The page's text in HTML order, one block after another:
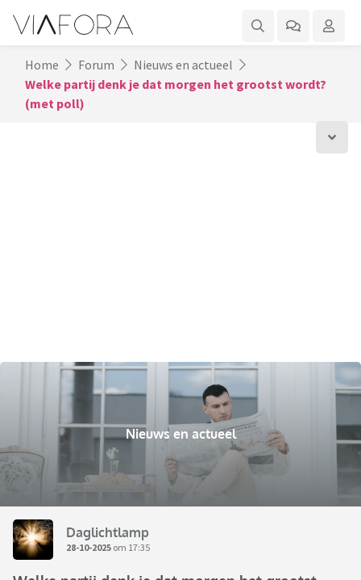
Home Forum
Nieuws en actueel
Welke partij denk je dat morgen het grootst wordt?
(met poll)
Nieuws en actueel
Daglichtlamp
28-10-2025 om 17:35